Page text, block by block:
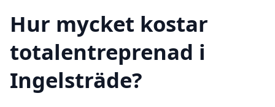
Hur mycket kostar
totalentreprenad i
Ingelsträde?